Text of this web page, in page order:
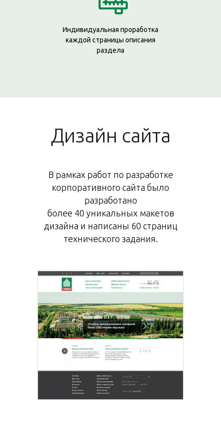
Индивидуальная проработка
каждой страницы описания
раздела
Дизайн сайта
В рамках работ по разработке
корпоративного сайта было
разработано
более 40 уникальных макетов
дизайна и написаны 60 страниц
технического задания.